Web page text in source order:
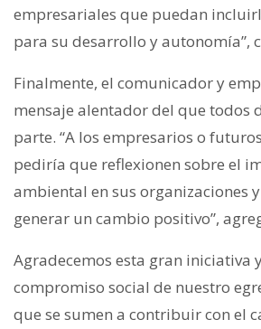
empresariales que puedan
para su desarrollo y autonomía”,
Finalmente, el comunicador y
mensaje alentador del que todos
parte. “A los empresarios o
pediría que reflexionen sobre el
ambiental en sus organizaciones
generar un cambio positivo”,
Agradecemos esta gran iniciativa
compromiso social de nuestro
que se sumen a contribuir con el